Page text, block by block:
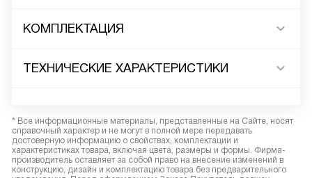
КОМПЛЕКТАЦИЯ
ТЕХНИЧЕСКИЕ ХАРАКТЕРИСТИКИ
* Все информационные материалы, представленные на Сайте, носят
справочный характер и не могут в полной мере передавать
достоверную информацию о свойствах, комплектации и
характеристиках товара, включая цвета, размеры и формы. Фирма-
производитель оставляет за собой право на внесение изменений в
конструкцию, дизайн и комплектацию товара без предварительного